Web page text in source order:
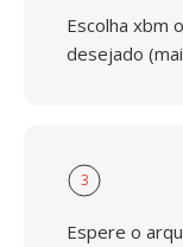
Escolha xbm
desejado
3
Espere o